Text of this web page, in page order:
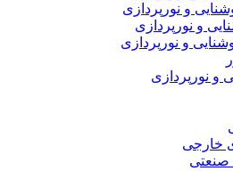
و نورپردازی
و نورپردازی
و نورپردازی
و نورپردازی
خارجی
صنعتی